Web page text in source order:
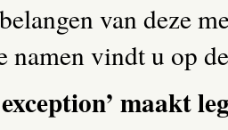
van deze
namen vindt u op
maakt